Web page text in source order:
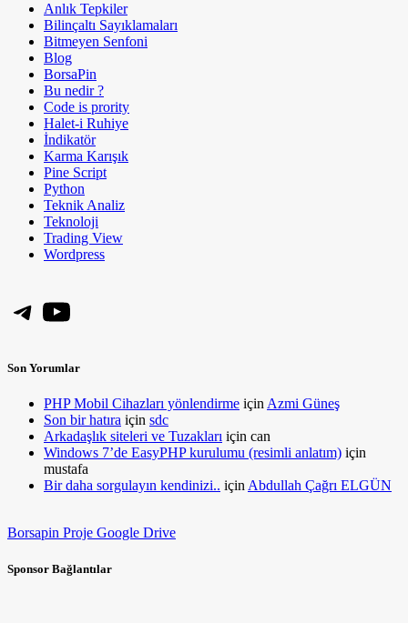
Anlık Tepkiler
Bilinçaltı Sayıklamaları
Bitmeyen Senfoni
Blog
BorsaPin
Bu nedir ?
Code is prority
Halet-i Ruhiye
İndikatör
Karma Karışık
Pine Script
Python
Teknik Analiz
Teknoloji
Trading View
Wordpress
Telegram
YouTube
Son Yorumlar
PHP Mobil Cihazları yönlendirme için Azmi Güneş
Son bir hatıra için sdc
Arkadaşlık siteleri ve Tuzakları için can
Windows 7’de EasyPHP kurulumu (resimli anlatım) için
mustafa
Bir daha sorgulayın kendinizi.. için Abdullah Çağrı ELGÜN
Borsapin Proje Google Drive
Sponsor Bağlantılar